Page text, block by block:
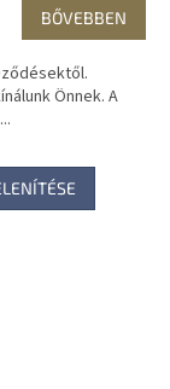
BŐVEBBEN
Önnek. A